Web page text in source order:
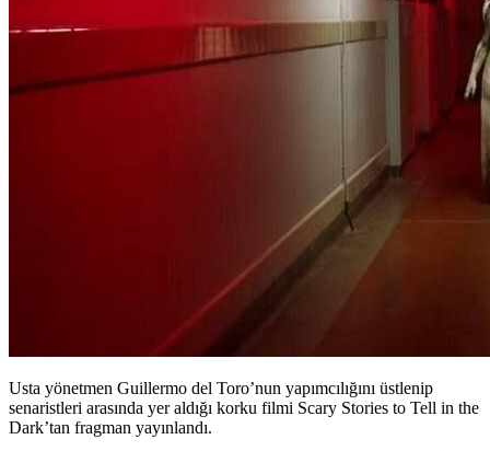
Usta yönetmen Guillermo del Toro’nun yapımcılığını üstlenip
senaristleri arasında yer aldığı korku filmi Scary Stories to Tell in the
Dark’tan fragman yayınlandı.